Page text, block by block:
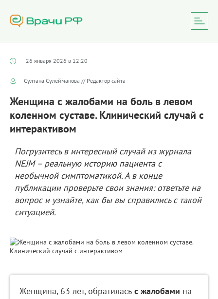
26 января 2026 в 12:20
Султана Сулейманова // Редактор сайта
Женщина с жалобами на боль в левом
коленном суставе. Клинический случай с
интерактивом
Погрузитесь в интересный случай из журнала
NEJM – реальную историю пациента с
необычной симптоматикой. А в конце
публикации проверьте свои знания: ответьте на
вопрос и узнайте, как бы вы справились с такой
ситуацией.
Женщина, 63 лет, обратилась с жалобами на